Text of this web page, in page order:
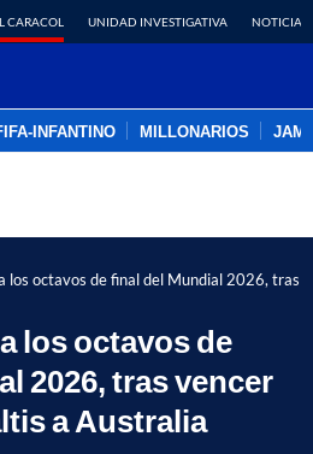
CARACOL UNIDAD INVESTIGATIVA NOTICIAS
INFANTINO MILLONARIOS
los octavos de final del Mundial 2026, tras
los octavos de
2026, tras vencer
a Australia